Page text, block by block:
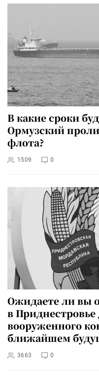
В какие сроки
Ормузский
флота?
1509 0
Ожидаете ли вы
в Приднестровье
вооруженного
ближайшем
3663 0